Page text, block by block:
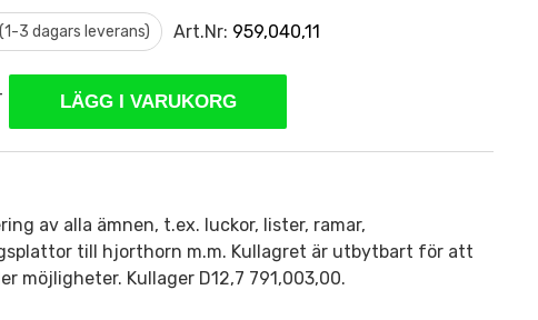
(1-3 dagars leverans) Art.Nr: 959,040,11
LÄGG I VARUKORG
av alla ämnen, t.ex. luckor, lister, ramar,
till hjorthorn m.m. Kullagret är utbytbart för att
möjligheter. Kullager D12,7 791,003,00.